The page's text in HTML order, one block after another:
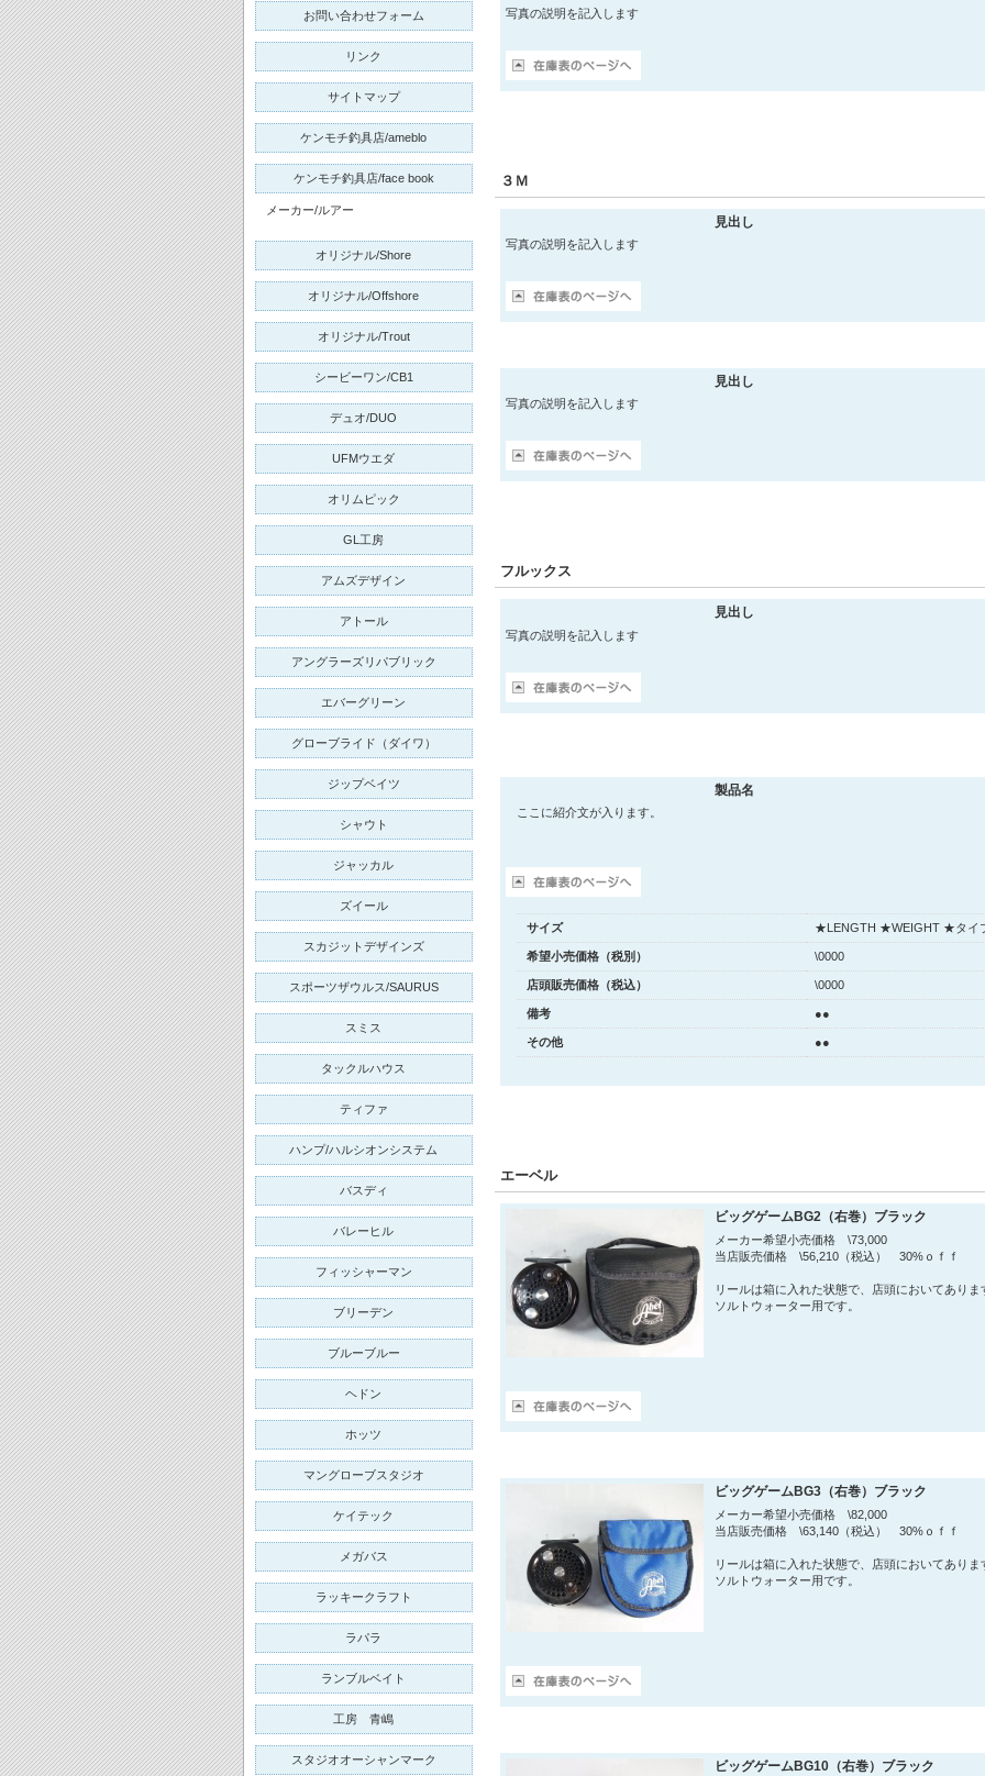
写真の説明を記入します
３Ｍ
見出し
写真の説明を記入します
見出し
写真の説明を記入します
フルックス
見出し
写真の説明を記入します
製品名
ここに紹介文が入ります。
サイズ ★LENGTH ★WEIGHT ★タイ
希望小売価格（税別） \0000
店頭販売価格（税込） \0000
備考 ●●
その他 ●●
エーベル
ビッグゲームBG2（右巻）ブラック
メーカー希望小売価格 \73,000
当店販売価格 \56,210（税込） 30%ｏｆｆ
リールは箱に入れた状態で、店頭においてありま
ソルトウォーター用です。
ビッグゲームBG3（右巻）ブラック
メーカー希望小売価格 \82,000
当店販売価格 \63,140（税込） 30%ｏｆｆ
リールは箱に入れた状態で、店頭においてありま
ソルトウォーター用です。
ビッグゲームBG10（右巻）ブラック
お問い合わせフォーム
リンク
サイトマップ
ケンモチ釣具店/ameblo
ケンモチ釣具店/face book
メーカー/ルアー
オリジナル/Shore
オリジナル/Offshore
オリジナル/Trout
シービーワン/CB1
デュオ/DUO
UFMウエダ
オリムピック
GL工房
アムズデザイン
アトール
アングラーズリパブリック
エバーグリーン
グローブライド（ダイワ）
ジップベイツ
シャウト
ジャッカル
ズイール
スカジットデザインズ
スポーツザウルス/SAURUS
スミス
タックルハウス
ティファ
ハンプ/ハルシオンシステム
バスディ
バレーヒル
フィッシャーマン
ブリーデン
ブルーブルー
ヘドン
ホッツ
マングローブスタジオ
ケイテック
メガバス
ラッキークラフト
ラパラ
ランブルベイト
工房 青嶋
スタジオオーシャンマーク